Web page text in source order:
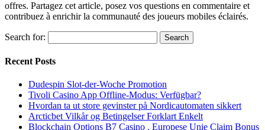
offres. Partagez cet article, posez vos questions en commentaire et
contribuez à enrichir la communauté des joueurs mobiles éclairés.
Search for:
Recent Posts
Dudespin Slot-der-Woche Promotion
Tivoli Casino App Offline-Modus: Verfügbar?
Hvordan ta ut store gevinster på Nordicautomaten sikkert
Arcticbet Vilkår og Betingelser Forklart Enkelt
Blockchain Options B7 Casino . Europese Unie Claim Bonus